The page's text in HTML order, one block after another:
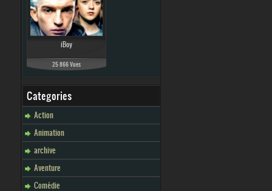
iBoy
25 866 Vues
Categories
Action
Animation
archive
Aventure
Comédie